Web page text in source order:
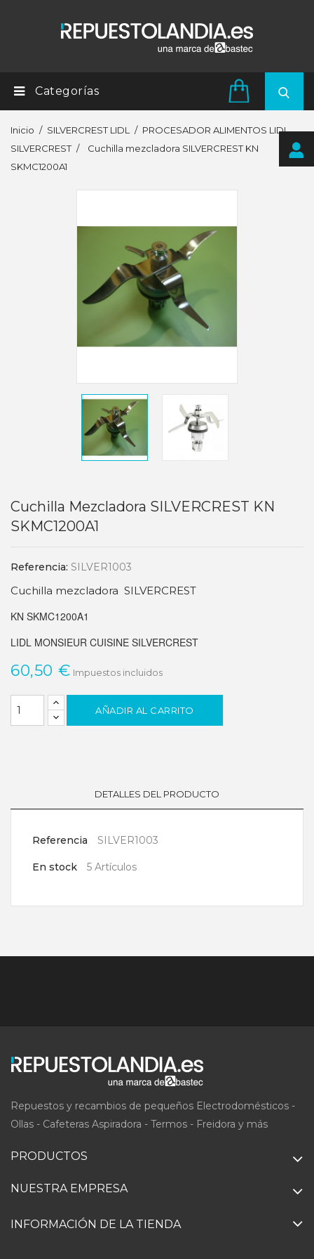
Categorías
Inicio SILVERCREST LIDL
PROCESADOR ALIMENTOS LIDL
SILVERCREST
Cuchilla mezcladora SILVERCREST KN
SKMC1200A1
Cuchilla Mezcladora SILVERCREST KN
SKMC1200A1
Referencia: SILVER1003
Cuchilla mezcladora SILVERCREST
KN SKMC1200A1
LIDL MONSIEUR CUISINE SILVERCREST
60,50 € Impuestos incluidos
AÑADIR AL CARRITO
DETALLES DEL PRODUCTO
Referencia SILVER1003
En stock 5 Artículos
Repuestos y recambios de pequeños Electrodomésticos -
Ollas - Cafeteras Aspiradora - Termos - Freidora y más
PRODUCTOS
NUESTRA EMPRESA
INFORMACIÓN DE LA TIENDA